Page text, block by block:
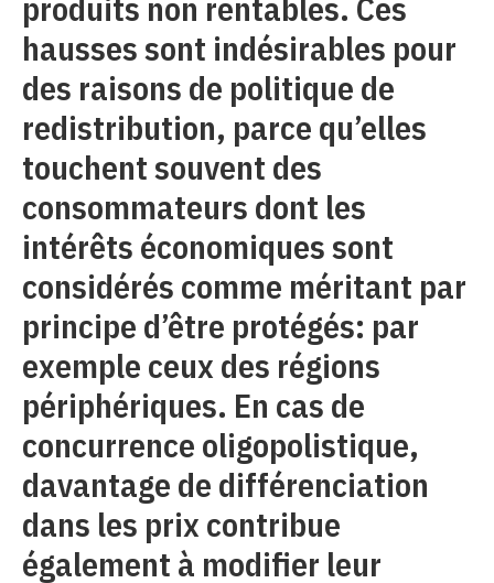
hausses sont indésirables pour
des raisons de politique de
redistribution, parce qu’elles
touchent souvent des
consommateurs dont les
intérêts économiques sont
considérés comme méritant par
principe d’être protégés: par
exemple ceux des régions
périphériques. En cas de
concurrence oligopolistique,
davantage de différenciation
dans les prix contribue
également à modifier leur